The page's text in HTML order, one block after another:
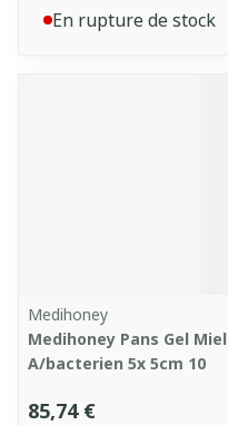
En rupture de stock
Medihoney
Medihoney Pans Gel Miel
A/bacterien 5x 5cm 10
85,74 €